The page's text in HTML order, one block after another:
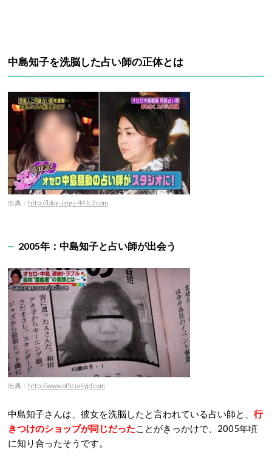
中島知子を洗脳した占い師の正体とは
出典： http://blog-imgs-44.fc2.com
2005年：中島知子と占い師が出会う
出典： http://www.officiallyjd.com
中島知子さんは、彼女を洗脳したと言われている占い師と、 行
きつけのショップが同じだったことがきっかけで、2005年頃
に知り合ったそうです。